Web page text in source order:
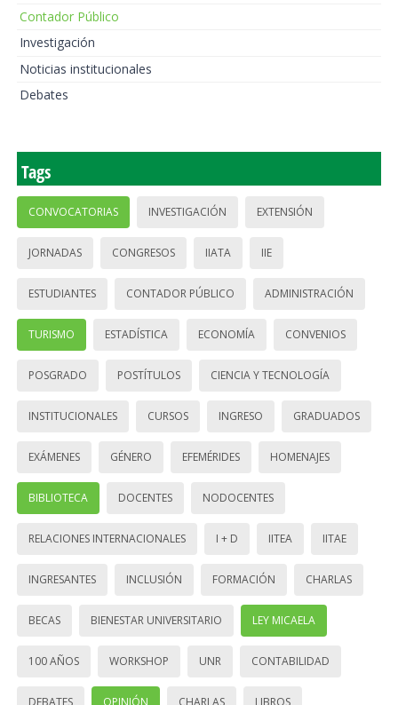
Contador Público
Investigación
Noticias institucionales
Debates
Tags
CONVOCATORIAS INVESTIGACIÓN EXTENSIÓN
JORNADAS CONGRESOS IIATA IIE
ESTUDIANTES CONTADOR PÚBLICO ADMINISTRACIÓN
TURISMO ESTADÍSTICA ECONOMÍA CONVENIOS
POSGRADO POSTÍTULOS CIENCIA Y TECNOLOGÍA
INSTITUCIONALES CURSOS INGRESO GRADUADOS
EXÁMENES GÉNERO EFEMÉRIDES HOMENAJES
BIBLIOTECA DOCENTES NODOCENTES
RELACIONES INTERNACIONALES I + D IITEA IITAE
INGRESANTES INCLUSIÓN FORMACIÓN CHARLAS
BECAS BIENESTAR UNIVERSITARIO LEY MICAELA
100 AÑOS WORKSHOP UNR CONTABILIDAD